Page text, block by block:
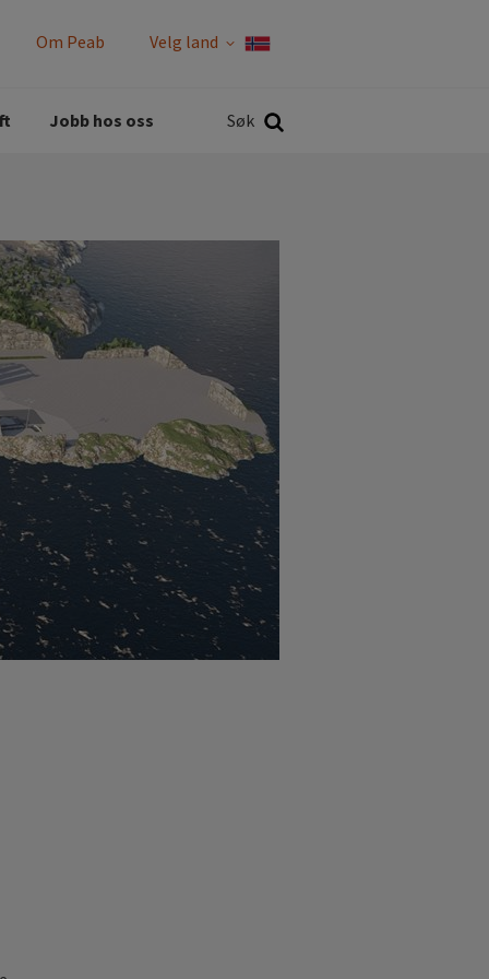
Om Peab Velg land
Jobb hos oss
Søk